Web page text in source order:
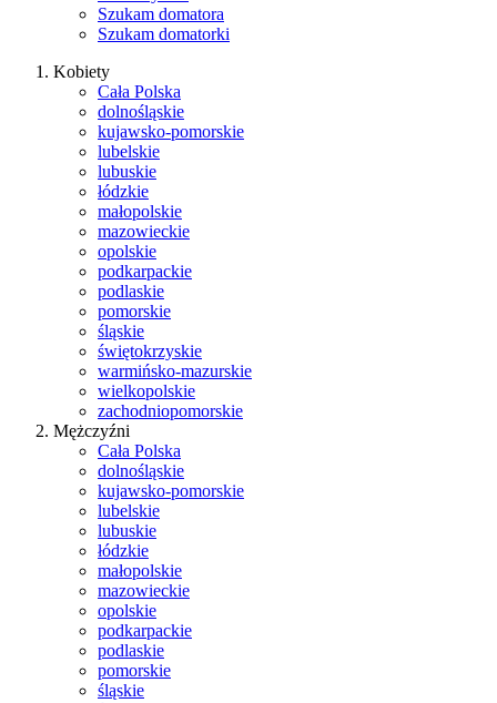
Szukam domatora
Szukam domatorki
Kobiety
Cała Polska
dolnośląskie
kujawsko-pomorskie
lubelskie
lubuskie
łódzkie
małopolskie
mazowieckie
opolskie
podkarpackie
podlaskie
pomorskie
śląskie
świętokrzyskie
warmińsko-mazurskie
wielkopolskie
zachodniopomorskie
Mężczyźni
Cała Polska
dolnośląskie
kujawsko-pomorskie
lubelskie
lubuskie
łódzkie
małopolskie
mazowieckie
opolskie
podkarpackie
podlaskie
pomorskie
śląskie